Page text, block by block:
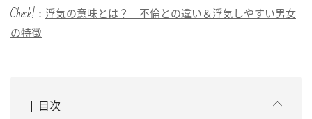
Check!： 浮気の意味とは？ 不倫との違い＆浮気しやすい男女
の特徴
目次